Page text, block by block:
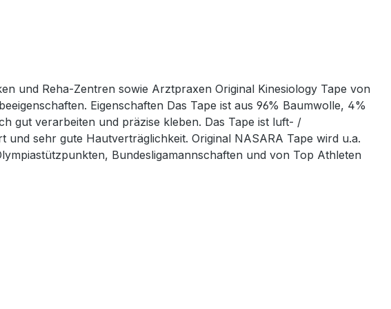
und Reha-Zentren sowie Arztpraxen Original Kinesiology Tape von
Eigenschaften Das Tape ist aus 96% Baumwolle, 4%
gut verarbeiten und präzise kleben. Das Tape ist luft- /
sehr gute Hautverträglichkeit. Original NASARA Tape wird u.a.
Bundesligamannschaften und von Top Athleten